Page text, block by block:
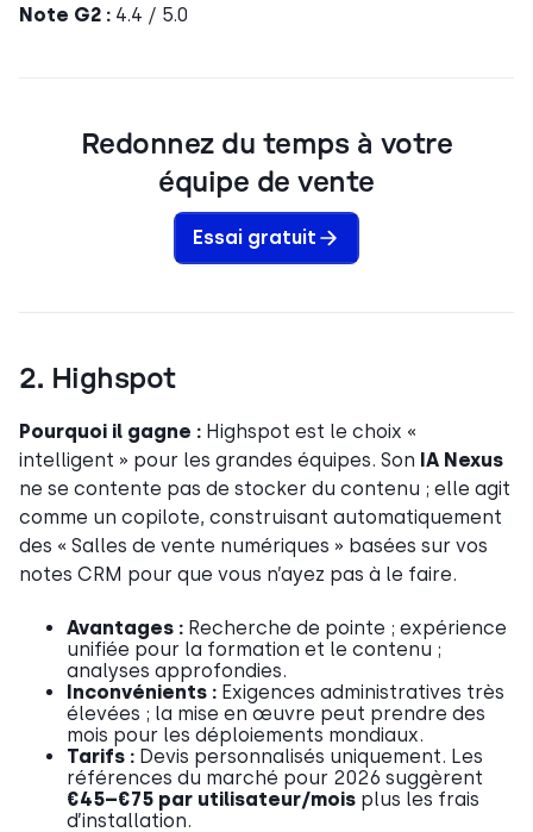
Note G2 : 4.4 / 5.0
Redonnez du temps à votre
équipe de vente
Essai gratuit
2. Highspot
Pourquoi il gagne : Highspot est le choix «
intelligent » pour les grandes équipes. Son IA Nexus
ne se contente pas de stocker du contenu ; elle agit
comme un copilote, construisant automatiquement
des « Salles de vente numériques » basées sur vos
notes CRM pour que vous n’ayez pas à le faire.
Avantages : Recherche de pointe ; expérience
unifiée pour la formation et le contenu ;
analyses approfondies.
Inconvénients : Exigences administratives très
élevées ; la mise en œuvre peut prendre des
mois pour les déploiements mondiaux.
Tarifs : Devis personnalisés uniquement. Les
références du marché pour 2026 suggèrent
€45–€75 par utilisateur/mois plus les frais
d’installation.